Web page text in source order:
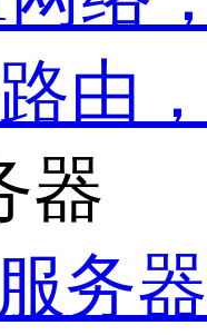
由
器
务器